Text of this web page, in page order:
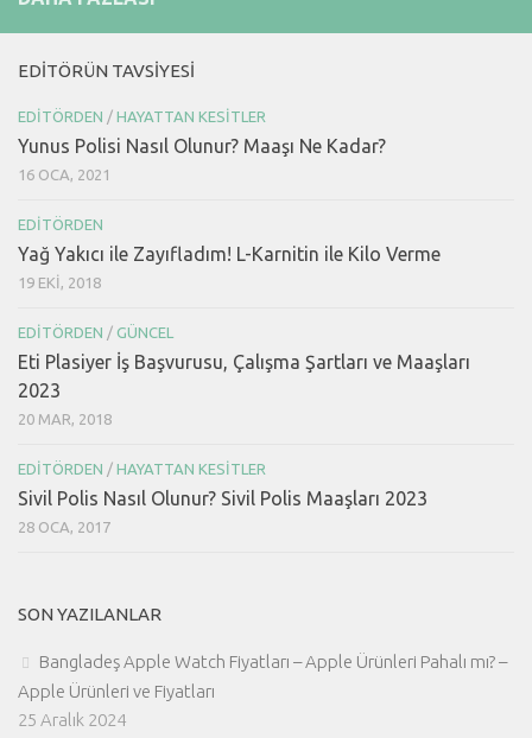
EDITÖRÜN TAVSIYESI
EDITÖRDEN / HAYATTAN KESITLER
Yunus Polisi Nasıl Olunur? Maaşı Ne Kadar?
16 OCA, 2021
EDITÖRDEN
Yağ Yakıcı ile Zayıfladım! L-Karnitin ile Kilo Verme
19 EKI, 2018
EDITÖRDEN / GÜNCEL
Eti Plasiyer İş Başvurusu, Çalışma Şartları ve Maaşları
2023
20 MAR, 2018
EDITÖRDEN / HAYATTAN KESITLER
Sivil Polis Nasıl Olunur? Sivil Polis Maaşları 2023
28 OCA, 2017
SON YAZILANLAR
Bangladeş Apple Watch Fiyatları – Apple Ürünleri Pahalı mı? –
Apple Ürünleri ve Fiyatları
25 Aralık 2024